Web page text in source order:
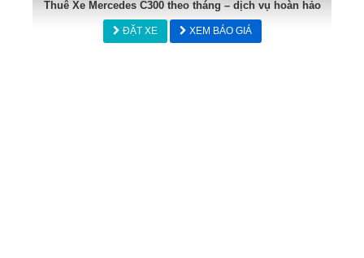
Thuê Xe Mercedes C300 theo tháng – dịch vụ hoàn hảo
ĐẶT XE XEM BÁO GIÁ